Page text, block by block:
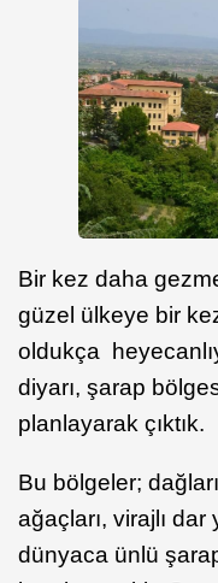
Bir kez daha
güzel ülkeye bir
oldukça
diyarı, şarap
planlayarak çıktık.
Bu bölgeler;
ağaçları, virajlı dar
dünyaca ünlü